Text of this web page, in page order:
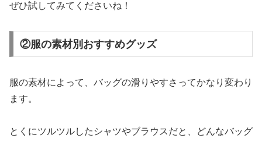
ぜひ試してみてくださいね！
②服の素材別おすすめグッズ
服の素材によって、バッグの滑りやすさってかなり変わり
ます。
とくにツルツルしたシャツやブラウスだと、どんなバッグ